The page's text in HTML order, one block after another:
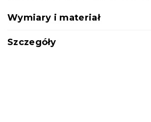
Wymiary i materiał
Szczegóły